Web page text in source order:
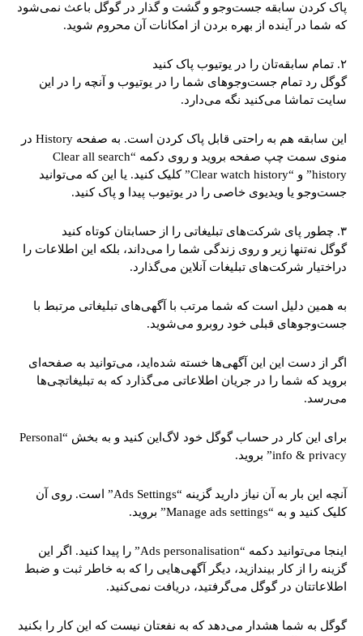
پاک کردن سابقه جست‌وجو و گشت و گذار در گوگل باعث نمی‌شود
که شما در آینده از بهره بردن از امکانات آن محروم شوید.
۲. تمام سابقه‌تان را در یوتیوب پاک کنید
گوگل رد تمام جست‌وجوهای شما را در یوتیوب و آنچه را در این
سایت تماشا می‌کنید نگه می‌دارد.
این سابقه هم به راحتی قابل پاک کردن است. به صفحه History در
منوی سمت چپ صفحه بروید و روی دکمه “Clear all search
history” و “Clear watch history” کلیک کنید. یا این که می‌توانید
جست‌وجو یا ویدیوی خاصی را در یوتیوب پیدا و پاک کنید.
۳. چطور پای شرکت‌های تبلیغاتی را از حسابتان کوتاه کنید
گوگل نه‌تنها زیر و روی زندگی شما را می‌داند، بلکه این اطلاعات را
دراختیار شرکت‌های تبلیغات آنلاین می‌گذارد.
به همین دلیل است که شما مرتب با آگهی‌های تبلیغاتی مرتبط با
جست‌وجوهای قبلی خود روبرو می‌شوید.
اگر از دست این این آگهی‌ها خسته شده‌اید، می‌توانید به صفحه‌ای
بروید که شما را در جریان اطلاعاتی می‌گذارد که به تبلیغاتچی‌ها
می‌رسد.
برای این کار در حساب گوگل خود لاگ‌این کنید و به بخش “Personal
info & privacy” بروید.
آنچه این بار به آن نیاز دارید گزینه “Ads Settings” است. روی آن
کلیک کنید و به “Manage ads settings” بروید.
اینجا می‌توانید دکمه “Ads personalisation” را پیدا کنید. اگر این
گزینه را از کار بیندازید، دیگر آگهی‌هایی را که به خاطر ثبت و ضبط
اطلاعاتتان در گوگل می‌گرفتید، دریافت نمی‌کنید.
گوگل به شما هشدار می‌دهد که به نفعتان نیست که این کار را بکنید